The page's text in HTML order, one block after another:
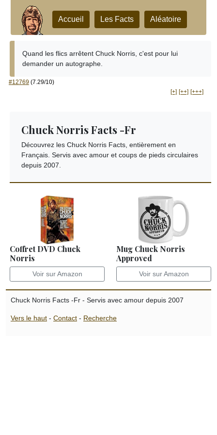
Accueil Les Facts Aléatoire
Quand les flics arrêtent Chuck Norris, c'est pour lui
demander un autographe.
#12769 (7.29/10)
[+] [++] [+++]
Chuck Norris Facts -Fr
Découvrez les Chuck Norris Facts, entièrement en
Français. Servis avec amour et coups de pieds circulaires
depuis 2007.
Coffret DVD Chuck
Norris
Voir sur Amazon
Mug Chuck Norris
Approved
Voir sur Amazon
Chuck Norris Facts -Fr - Servis avec amour depuis 2007
Vers le haut - Contact - Recherche